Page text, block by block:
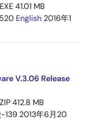
EXE41.01 MB
English 2016年1
V.3.06 Release
ZIP412.8 MB
139 2013年6月20